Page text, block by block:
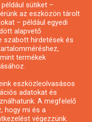
sütiket –
az eszközön tárolt
– például egyedi
alapvető
szabott hirdetések és
termékek
eszközleolvasásos
adatokat és
A megfelelő
hogy mi és a
végezzünk.